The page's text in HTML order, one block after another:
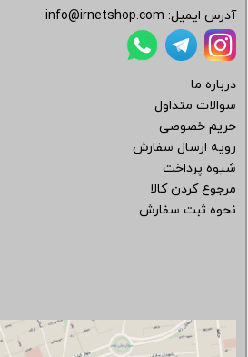
آدرس ایمیل: info@irnetshop.com
درباره ما
سوالات متداول
حریم خصوصی
رویه ارسال سفارش
شیوه پرداخت
مرجوع کردن کالا
نحوه ثبت سفارش